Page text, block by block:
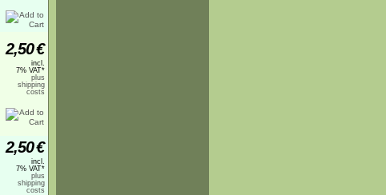
2,50€
incl.
7% VAT*
plus
shipping
costs
2,50€
incl.
7% VAT*
plus
shipping
costs